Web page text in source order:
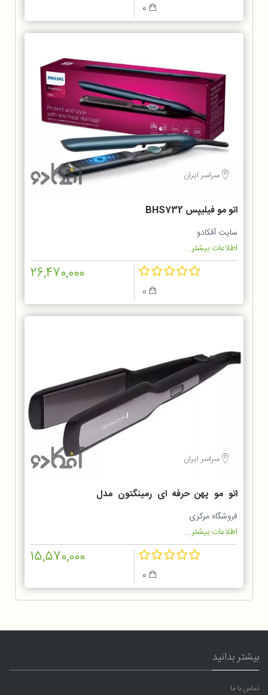
سراسر ایران
اتو مو فیلیپس BHS732
سایت آفکادو
اطلاعات بیشتر...
26,470,000
سراسر ایران
اتو مو پهن حرفه ای رمینگتون مدل
S5525
فروشگاه مرکزی
اطلاعات بیشتر...
15,570,000
بیشتر بدانید
تماس با ما